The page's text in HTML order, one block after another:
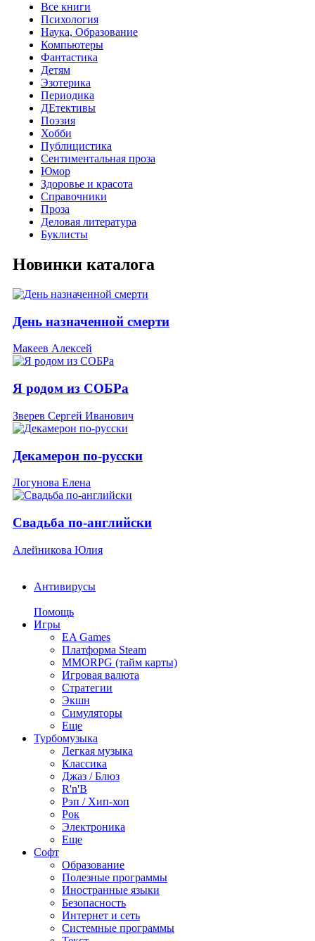
Все книги
Психология
Наука, Образование
Компьютеры
Фантастика
Детям
Эзотерика
Периодика
ДЕтективы
Поэзия
Хобби
Публицистика
Сентиментальная проза
Юмор
Здоровье и красота
Справочники
Проза
Деловая литература
Буклисты
Новинки каталога
День назначенной смерти
Макеев Алексей
Я родом из СОБРа
Зверев Сергей Иванович
Декамерон по-русски
Логунова Елена
Свадьба по-английски
Алейникова Юлия
Антивирусы
Помощь
Игры
EA Games
Платформа Steam
MMORPG (тайм карты)
Игровая валюта
Стратегии
Экшн
Симуляторы
Еще
Турбомузыка
Легкая музыка
Классика
Джаз / Блюз
R'n'B
Рэп / Хип-хоп
Рок
Электроника
Еще
Софт
Образование
Полезные программы
Иностранные языки
Безопасность
Интернет и сеть
Системные программы